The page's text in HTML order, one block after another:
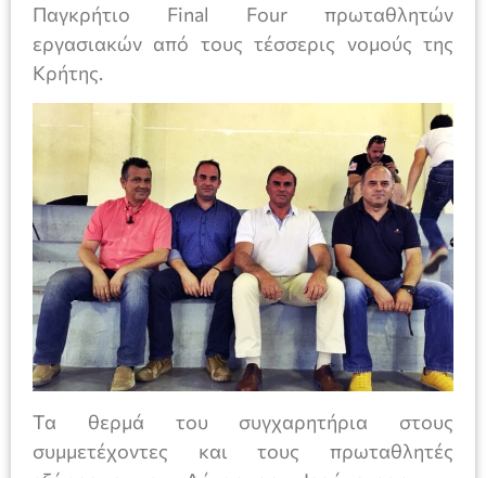
Παγκρήτιο Final Four πρωταθλητών
εργασιακών από τους τέσσερις νομούς της
Κρήτης.
Τα θερμά του συγχαρητήρια στους
συμμετέχοντες και τους πρωταθλητές